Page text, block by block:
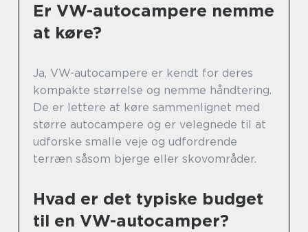
Er VW-autocampere nemme
at køre?
Ja, VW-autocampere er kendt for deres
kompakte størrelse og nemme håndtering.
De er lettere at køre sammenlignet med
større autocampere og er velegnede til at
udforske smalle veje og udfordrende
terræn såsom bjerge eller skovområder.
Hvad er det typiske budget
til en VW-autocamper?